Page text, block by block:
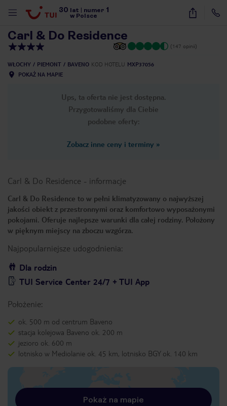
30 lat numer 1
w Polsce
20
Carl & Do Residence
(147 opinii)
WŁOCHY PIEMONT BAVENO KOD HOTELU MXP37056
POKAŻ NA MAPIE
Ups, ta oferta nie jest dostępna.
Przygotowaliśmy dla Ciebie
podobne oferty:
Zobacz inne ceny i terminy »
Carl & Do Residence - informacje
Carl & Do Residence to w pełni klimatyzowany o najwyższej
jakości obiekt z przestronnymi oraz komfortowo wyposażonymi
pokojami. Oferuje najlepsze warunki dla całej rodziny. Położony
w pięknym miejscy na zboczu wzgórza.
Najpopularniejsze udogodnienia:
Dla rodzin
TUI Service Center 24/7 + TUI App
Położenie:
ok. 500 m od centrum Baveno
stacja kolejowa Baveno ok. 200 m
jezioro ok. 600 m
lotnisko w Mediolanie ok. 45 km, lotnisko BGY ok. 140 km
Pokaż na mapie